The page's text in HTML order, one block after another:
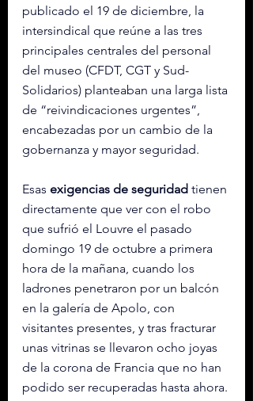
publicado el 19 de diciembre, la
intersindical que reúne a las tres
principales centrales del personal
del museo (CFDT, CGT y Sud-
Solidarios) planteaban una larga lista
de “reivindicaciones urgentes”,
encabezadas por un cambio de la
gobernanza y mayor seguridad.
Esas exigencias de seguridad tienen
directamente que ver con el robo
que sufrió el Louvre el pasado
domingo 19 de octubre a primera
hora de la mañana, cuando los
ladrones penetraron por un balcón
en la galería de Apolo, con
visitantes presentes, y tras fracturar
unas vitrinas se llevaron ocho joyas
de la corona de Francia que no han
podido ser recuperadas hasta ahora.